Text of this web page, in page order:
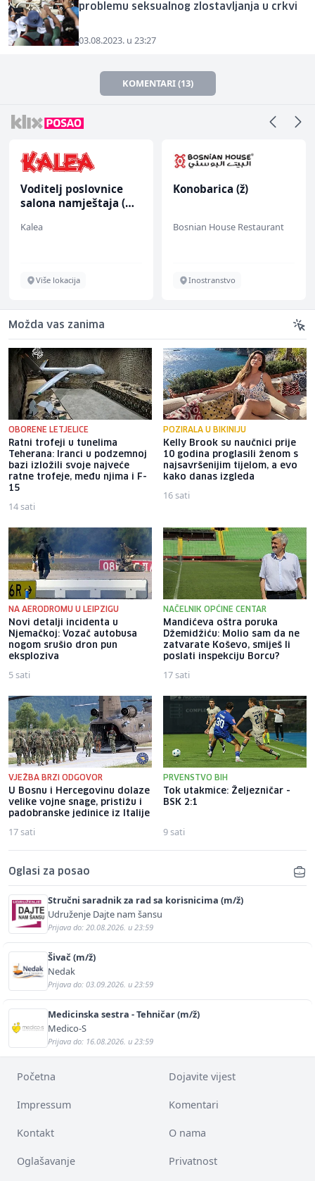
problemu seksualnog zlostavljanja u crkvi
03.08.2023. u 23:27
KOMENTARI (13)
Voditelj poslovnice
salona namještaja (m/
Kalea
Više lokacija
Konobarica (ž)
Bosnian House Restaurant
Inostranstvo
Možda vas zanima
OBORENE LETJELICE
Ratni trofeji u tunelima
Teherana: Iranci u podzemnoj
bazi izložili svoje najveće
ratne trofeje, među njima i F-
15
14 sati
POZIRALA U BIKINIJU
Kelly Brook su naučnici prije
10 godina proglasili ženom s
najsavršenijim tijelom, a evo
kako danas izgleda
16 sati
NA AERODROMU U LEIPZIGU
Novi detalji incidenta u
Njemačkoj: Vozač autobusa
nogom srušio dron pun
eksploziva
5 sati
NAČELNIK OPĆINE CENTAR
Mandićeva oštra poruka
Džemidžiću: Molio sam da ne
zatvarate Koševo, smiješ li
poslati inspekciju Borcu?
17 sati
VJEŽBA BRZI ODGOVOR
U Bosnu i Hercegovinu dolaze
velike vojne snage, pristižu i
padobranske jedinice iz Italije
17 sati
PRVENSTVO BIH
Tok utakmice: Željezničar -
BSK 2:1
9 sati
Oglasi za posao
Stručni saradnik za rad sa korisnicima (m/ž)
Udruženje Dajte nam šansu
Prijava do: 20.08.2026. u 23:59
Šivač (m/ž)
Nedak
Prijava do: 03.09.2026. u 23:59
Medicinska sestra - Tehničar (m/ž)
Medico-S
Prijava do: 16.08.2026. u 23:59
Početna Dojavite vijest
Impressum Komentari
Kontakt O nama
Oglašavanje Privatnost